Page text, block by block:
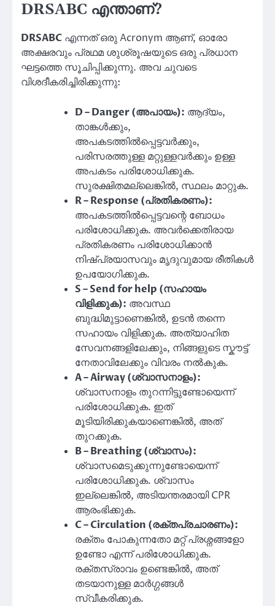
DRSABC എന്താണ്?
DRSABC എന്നത് ഒരു Acronym ആണ്, ഓരോ
അക്ഷരവും പ്രഥമ ശുശ്രൂഷയുടെ ഒരു പ്രധാന
ഘട്ടത്തെ സൂചിപ്പിക്കുന്നു. അവ ചുവടെ
വിശദീകരിച്ചിരിക്കുന്നു:
D – Danger (അപായം): ആദ്യം,
താങ്കൾക്കും,
അപകടത്തിൽപ്പെട്ടവർക്കും,
പരിസരത്തുള്ള മറ്റുള്ളവർക്കും ഉള്ള
അപകടം പരിശോധിക്കുക.
സുരക്ഷിതമല്ലെങ്കിൽ, സ്ഥലം മാറ്റുക.
R – Response (പ്രതികരണം):
അപകടത്തിൽപ്പെട്ടവന്റെ ബോധം
പരിശോധിക്കുക. അവർക്കെതിരായ
പ്രതികരണം പരിശോധിക്കാൻ
നിഷ്പ്രയാസവും മൃദുവുമായ രീതികൾ
ഉപയോഗിക്കുക.
S – Send for help (സഹായം
വിളിക്കുക): അവസ്ഥ
ബുദ്ധിമുട്ടാണെങ്കിൽ, ഉടൻ തന്നെ
സഹായം വിളിക്കുക. അത്യാഹിത
സേവനങ്ങളിലേക്കും, നിങ്ങളുടെ സ്കൗട്ട്
നേതാവിലേക്കും വിവരം നൽകുക.
A – Airway (ശ്വാസനാളം):
ശ്വാസനാളം തുറന്നിട്ടുണ്ടോയെന്ന്
പരിശോധിക്കുക. ഇത്
മൂടിയിരിക്കുകയാണെങ്കിൽ, അത്
തുറക്കുക.
B – Breathing (ശ്വാസം):
ശ്വാസമെടുക്കുന്നുണ്ടോയെന്ന്
പരിശോധിക്കുക. ശ്വാസം
ഇല്ലെങ്കിൽ, അടിയന്തരമായി CPR
ആരംഭിക്കുക.
C – Circulation (രക്തപ്രചാരണം):
രക്തം പോകുന്നതോ മറ്റ് പ്രശ്നങ്ങളോ
ഉണ്ടോ എന്ന് പരിശോധിക്കുക.
രക്തസ്രാവം ഉണ്ടെങ്കിൽ, അത്
തടയാനുള്ള മാർഗ്ഗങ്ങൾ
സ്വീകരിക്കുക.